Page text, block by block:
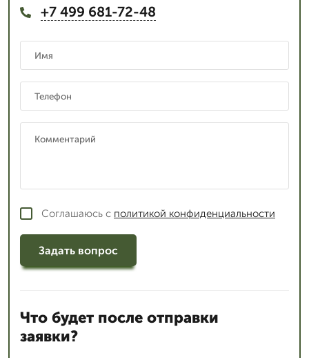
+7 499 681-72-48
Соглашаюсь с политикой конфиденциальности
Задать вопрос
Что будет после отправки
заявки?